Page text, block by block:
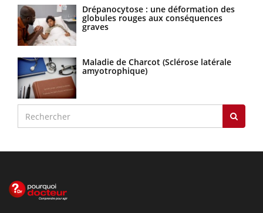
Drépanocytose : une déformation des
globules rouges aux conséquences
graves
Maladie de Charcot (Sclérose latérale
amyotrophique)